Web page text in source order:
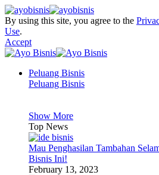
By using this site, you agree to the
Use.
Accept
Peluang Bisnis
Peluang Bisnis
Show More
Top News
Mau Penghasilan Tambahan
Bisnis Ini!
February 13, 2023